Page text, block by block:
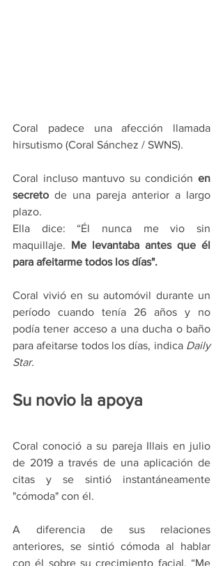
Coral padece una afección llamada
hirsutismo (Coral Sánchez / SWNS).
Coral incluso mantuvo su condición en
secreto de una pareja anterior a largo
plazo.
Ella dice: “Él nunca me vio sin
maquillaje. Me levantaba antes que él
para afeitarme todos los días".
Coral vivió en su automóvil durante un
período cuando tenía 26 años y no
podía tener acceso a una ducha o baño
para afeitarse todos los días, indica Daily
Star.
Su novio la apoya
Coral conoció a su pareja Illais en julio
de 2019 a través de una aplicación de
citas y se sintió instantáneamente
"cómoda" con él.
A diferencia de sus relaciones
anteriores, se sintió cómoda al hablar
con él sobre su crecimiento facial. “Me